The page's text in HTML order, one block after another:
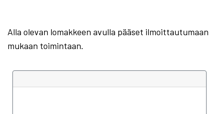
Alla olevan lomakkeen avulla pääset ilmoittautumaan
mukaan toimintaan.